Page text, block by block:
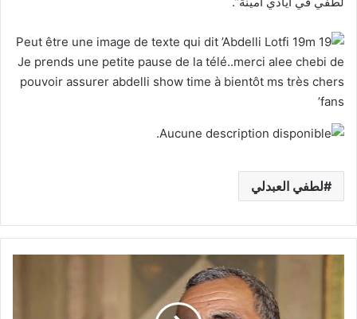
لطفي العبدلي
: